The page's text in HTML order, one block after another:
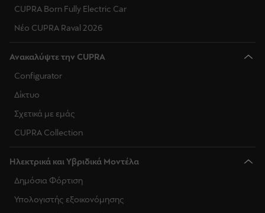
CUPRA Born Fully Electric Car
Νέο CUPRA Raval 2026
Ανακαλύψτε την CUPRA
Configurator
Δίκτυο
Σχετικά με εμάς
CUPRA Collection
Ηλεκτρικά και Υβριδικά Μοντέλα
Δημόσια Φόρτιση
Υπολογιστής εξοικονόμησης